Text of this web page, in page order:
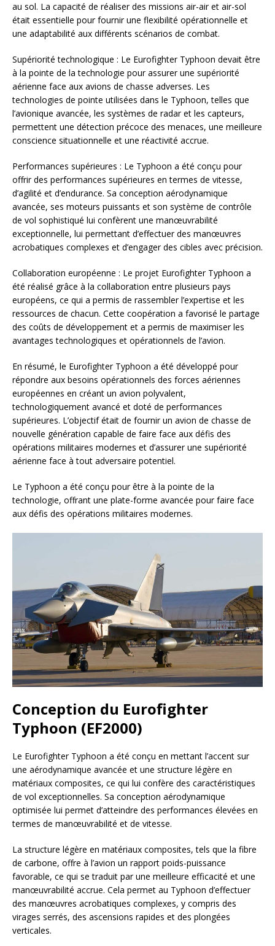
au sol. La capacité de réaliser des missions air-air et air-sol
était essentielle pour fournir une flexibilité opérationnelle et
une adaptabilité aux différents scénarios de combat.
Supériorité technologique : Le Eurofighter Typhoon devait être
à la pointe de la technologie pour assurer une supériorité
aérienne face aux avions de chasse adverses. Les
technologies de pointe utilisées dans le Typhoon, telles que
l’avionique avancée, les systèmes de radar et les capteurs,
permettent une détection précoce des menaces, une meilleure
conscience situationnelle et une réactivité accrue.
Performances supérieures : Le Typhoon a été conçu pour
offrir des performances supérieures en termes de vitesse,
d’agilité et d’endurance. Sa conception aérodynamique
avancée, ses moteurs puissants et son système de contrôle
de vol sophistiqué lui confèrent une manœuvrabilité
exceptionnelle, lui permettant d’effectuer des manœuvres
acrobatiques complexes et d’engager des cibles avec précision.
Collaboration européenne : Le projet Eurofighter Typhoon a
été réalisé grâce à la collaboration entre plusieurs pays
européens, ce qui a permis de rassembler l’expertise et les
ressources de chacun. Cette coopération a favorisé le partage
des coûts de développement et a permis de maximiser les
avantages technologiques et opérationnels de l’avion.
En résumé, le Eurofighter Typhoon a été développé pour
répondre aux besoins opérationnels des forces aériennes
européennes en créant un avion polyvalent,
technologiquement avancé et doté de performances
supérieures. L’objectif était de fournir un avion de chasse de
nouvelle génération capable de faire face aux défis des
opérations militaires modernes et d’assurer une supériorité
aérienne face à tout adversaire potentiel.
Le Typhoon a été conçu pour être à la pointe de la
technologie, offrant une plate-forme avancée pour faire face
aux défis des opérations militaires modernes.
Conception du Eurofighter
Typhoon (EF2000)
Le Eurofighter Typhoon a été conçu en mettant l’accent sur
une aérodynamique avancée et une structure légère en
matériaux composites, ce qui lui confère des caractéristiques
de vol exceptionnelles. Sa conception aérodynamique
optimisée lui permet d’atteindre des performances élevées en
termes de manœuvrabilité et de vitesse.
La structure légère en matériaux composites, tels que la fibre
de carbone, offre à l’avion un rapport poids-puissance
favorable, ce qui se traduit par une meilleure efficacité et une
manœuvrabilité accrue. Cela permet au Typhoon d’effectuer
des manœuvres acrobatiques complexes, y compris des
virages serrés, des ascensions rapides et des plongées
verticales.